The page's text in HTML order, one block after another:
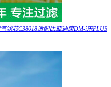
滤芯C38018适配比亚迪唐DM-i宋PLUS